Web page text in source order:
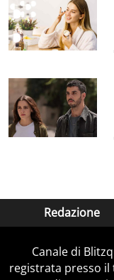
Redazione
Canale di
registrata presso il